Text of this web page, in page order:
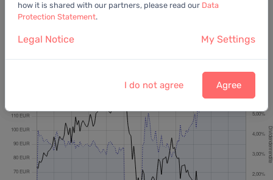
LEG Immobilien SE 52,50 EUR vom5.8.2026
how it is shared with our partners, please read our Data
Protection Statement.
Legal Notice My Settings
I do not agree Agree